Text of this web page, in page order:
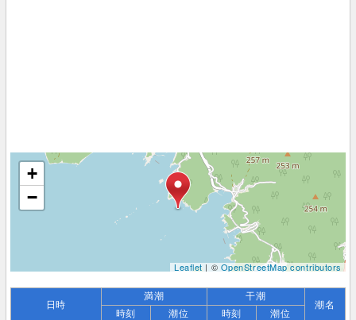
+
−
Leaflet| ©OpenStreetMap contributors
日時
満潮 干潮
潮名
時刻 潮位 時刻
潮位